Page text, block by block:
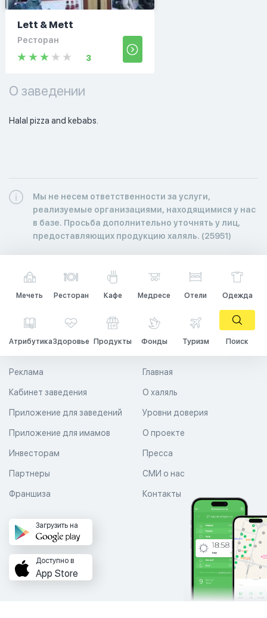
Lett & Mett
Ресторан
3
О заведении
Halal pizza and kebabs.
Мы не несем ответственности за услуги,
реализуемые организациями, находящимися у нас
в базе. Просьба дополнительно уточнять у лиц,
предоставляющих продукцию халяль. (25951)
Мечеть Ресторан Кафе Медресе Отели Одежда
АтрибутикаЗдоровье Продукты Фонды Туризм Поиск
Главная
О халяль
Уровни доверия
Реклама
Кабинет заведения
Приложение для заведений
Приложение для имамов О проекте
Пресса
СМИ о нас
Контакты
Инвесторам
Партнеры
Франшиза
Загрузить на
Доступно в
App Store